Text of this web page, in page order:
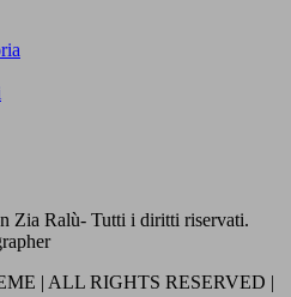
Zia Ralù- Tutti i diritti riservati.
| ALL RIGHTS RESERVED |